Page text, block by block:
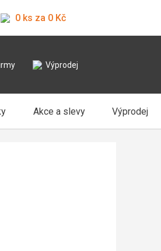
0 ks za 0 Kč
Výprodej
Akce a slevy Výprodej